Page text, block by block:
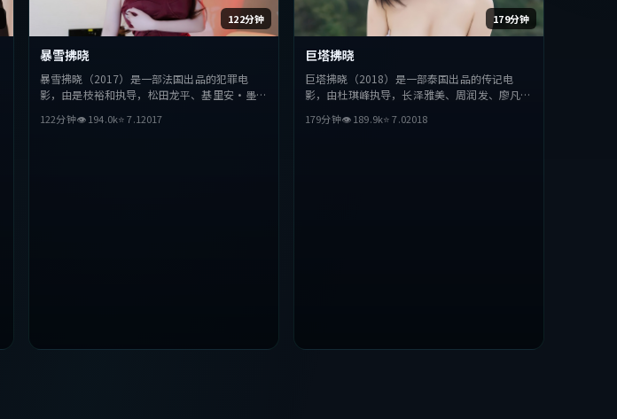
122分钟
暴雪拂晓
暴雪拂晓（2017）是一部法国出品的犯罪电
影，由是枝裕和执导，松田龙平、基里安·墨
破，探讨人性与抉择，节奏张弛有度，适合喜欢
122分钟👁194.0k⭐7.12017
179分钟
巨塔拂晓
巨塔拂晓（2018）是一部泰国出品的传记电
影，由杜琪峰执导，长泽雅美、周润发、廖凡等
与抉择，节奏张弛有度，适合喜欢该类型的观众
179分钟👁189.9k⭐7.02018